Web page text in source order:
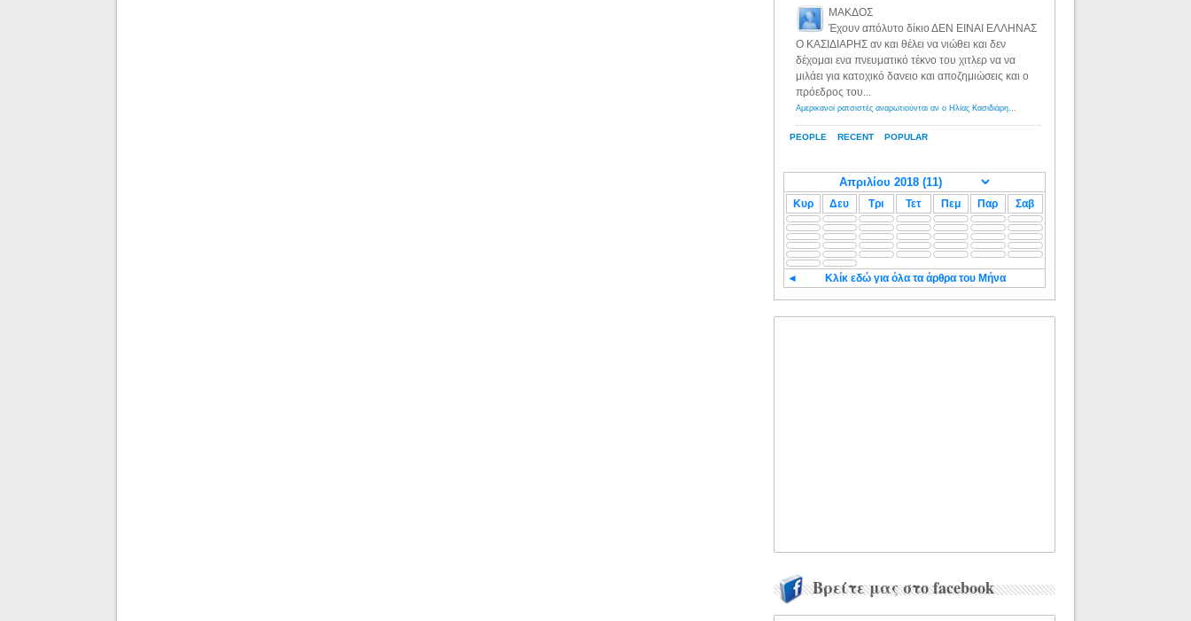
PEOPLE RECENT POPULAR
ΜΑΚΔΟΣ
Έχουν απόλυτο δίκιο ΔΕΝ ΕΙΝΑΙ ΕΛΛΗΝΑΣ
Ο ΚΑΣΙΔΙΑΡΗΣ αν και θέλει να νιώθει και δεν
δέχομαι ενα πνευματικό τέκνο του χιτλερ να να
μιλάει για κατοχικό δανειο και αποζημιώσεις και ο
πρόεδρος του...
Αμερικανοί ρατσιστές αναρωτιούνται αν ο Ηλίας Κασιδιάρης ανήκει στη λευκή φυλή... - Λόγιος Ερμής
Κυρ Δευ Τρι Τετ Πεμ Παρ Σαβ
◄ Κλίκ εδώ για όλα τα άρθρα του Μήνα
Βρείτε μας στο facebook